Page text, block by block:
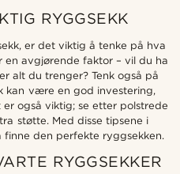
RYGGSEKK
er det viktig å tenke på hva
en avgjørende faktor – vil du ha
alt du trenger? Tenk også på
kan være en god investering,
også viktig; se etter polstrede
støtte. Med disse tipsene i
den perfekte ryggsekken.
RYGGSEKKER